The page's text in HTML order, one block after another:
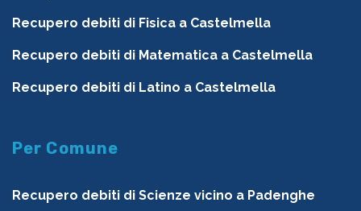
Recupero debiti di Fisica a Castelmella
Recupero debiti di Matematica a Castelmella
Recupero debiti di Latino a Castelmella
Per Comune
Recupero debiti di Scienze vicino a Padenghe